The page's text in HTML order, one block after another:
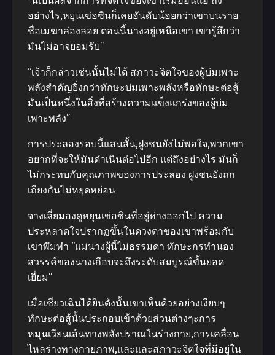
อย่างไร,หยุนเข่อซินก็เคยอันดับน้อยกว่าเขาบนราย
ชื่อเมฆาล่องลอย ตอนนี้นางอยู่เหนือเขา เขารู้สึกว่า
มันไม่อาจยอมรับ”
“เจ้าก็กล่าวเช่นนั้นไม่ได้ สภาวะจิตใจของผู้บ่มเพาะ
พลังสําคัญยิ่งกว่าทักษะบ่มเพาะพลังหรือทักษะต่อสู้
มันเป็นหนึ่งในสิ่งที่สร้างความแข็งแกร่งของผู้บ่ม
เพาะพลัง”
การประลองรอบนี้แสนสั้น,ฝูงชนยังไม่พอใจ,พวกเขา
อยากที่จะให้มันดําเนินต่อไปอีก แต่ถึงอย่างไร มันก็
ไม่กระทบกับคุณภาพของการประลอง ฝูงชนยังถก
เถียงกันไม่หยุดหย่อน
จางเลี่ยมองดูหยุนเข่อซินที่อยู่ห่างออกไป ความ
ประหลาดใจปรากฏขึ้นในดวงตาของเขาพร้อมกับ
เขาพึมพํา “แม่นางผู้นี้ไม่ธรรมดา ทักษะกรทํานอง
สวรรค์ของนางเกือบจะถึงระดับสมบูรณ์ขั้นยอด
เยี่ยม”
เมื่อเซี่ยวเฉินได้ยินดังนั้นเขาเห็นด้วยอย่างเงียบๆ
ทักษะต่อสู้นั้นประกอบเข้าด้วยส่วนต่างๆะการ
หมุนเวียนเส้นทางพลังปราณในร่างกาย,การเคลื่อน
ไหลร่างทางกายภาพ,และและสภาวะจิตใจที่มีอยู่ใน